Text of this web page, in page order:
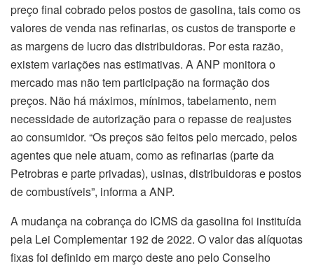
preço final cobrado pelos postos de gasolina, tais como os
valores de venda nas refinarias, os custos de transporte e
as margens de lucro das distribuidoras. Por esta razão,
existem variações nas estimativas. A ANP monitora o
mercado mas não tem participação na formação dos
preços. Não há máximos, mínimos, tabelamento, nem
necessidade de autorização para o repasse de reajustes
ao consumidor. “Os preços são feitos pelo mercado, pelos
agentes que nele atuam, como as refinarias (parte da
Petrobras e parte privadas), usinas, distribuidoras e postos
de combustíveis”, informa a ANP.
A mudança na cobrança do ICMS da gasolina foi instituída
pela Lei Complementar 192 de 2022. O valor das alíquotas
fixas foi definido em março deste ano pelo Conselho